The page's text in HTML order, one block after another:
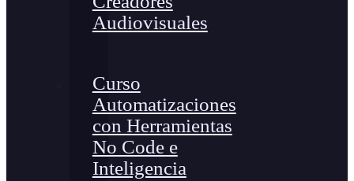
Audiovisuales
Curso
Automatizaciones
con Herramientas
No Code e
Inteligencia